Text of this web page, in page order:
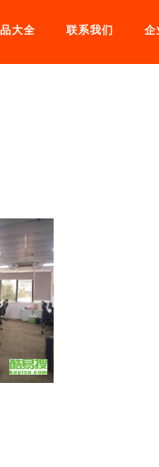
大全 联系我们 企